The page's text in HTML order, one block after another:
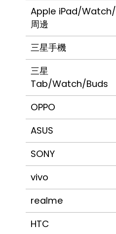
Apple iPad/Watch/
周邊
三星手機
三星
Tab/Watch/Buds
OPPO
ASUS
SONY
vivo
realme
HTC